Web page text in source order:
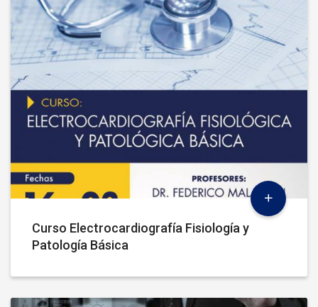
Curso Electrocardiografía Fisiología y
Patología Básica